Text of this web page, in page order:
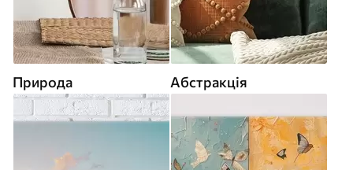
Природа Абстракція